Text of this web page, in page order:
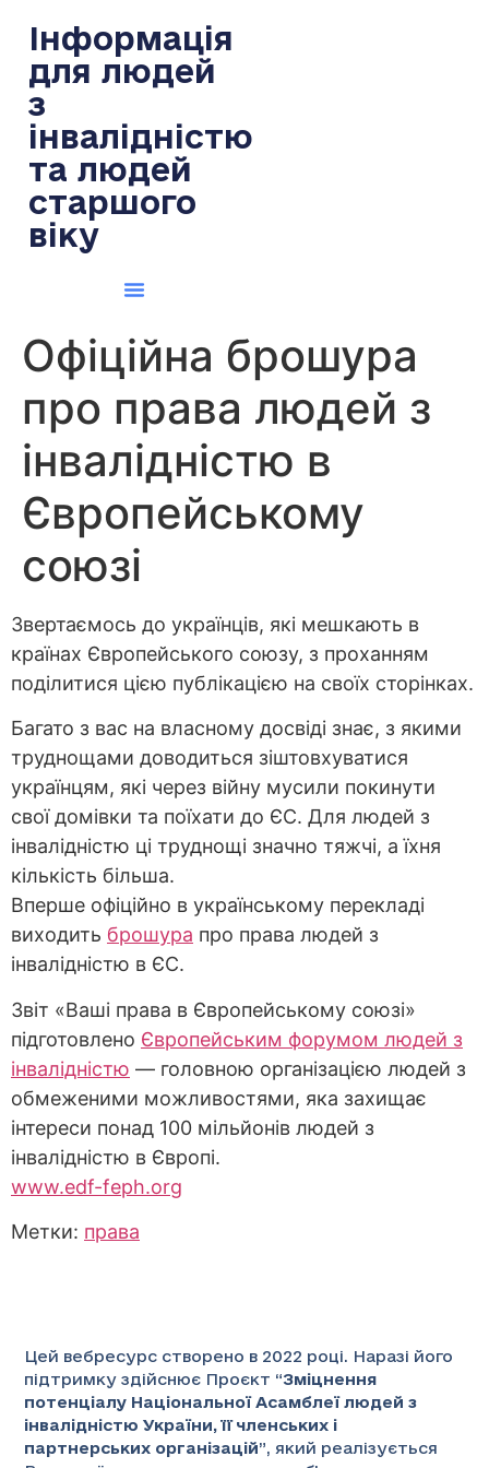
Інформація
для людей
з
інвалідністю
та людей
старшого
віку
Офіційна брошура
про права людей з
інвалідністю в
Європейському
союзі
Звертаємось до українців, які мешкають в
країнах Європейського союзу, з проханням
поділитися цією публікацією на своїх сторінках.
Багато з вас на власному досвіді знає, з якими
труднощами доводиться зіштовхуватися
українцям, які через війну мусили покинути
свої домівки та поїхати до ЄС. Для людей з
інвалідністю ці труднощі значно тяжчі, а їхня
кількість більша.
Вперше офіційно в українському перекладі
виходить брошура про права людей з
інвалідністю в ЄС.
Звіт «Ваші права в Європейському союзі»
підготовлено Європейським форумом людей з
інвалідністю — головною організацією людей з
обмеженими можливостями, яка захищає
інтереси понад 100 мільйонів людей з
інвалідністю в Європі.
www.edf-feph.org
Метки: права
Цей вебресурс створено в 2022 році. Наразі його
підтримку здійснює Проєкт “Зміцнення
потенціалу Національної Асамблеї людей з
інвалідністю України, її членських і
партнерських організацій”, який реалізується